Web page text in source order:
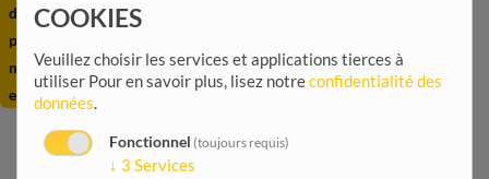
des micro,
petites et
moyennes
entreprises
COOKIES
Veuillez choisir les services et applications tierces à
utiliser Pour en savoir plus, lisez notreconfidentialité des
données.
Fonctionnel (toujours requis)
↓ 3 Services